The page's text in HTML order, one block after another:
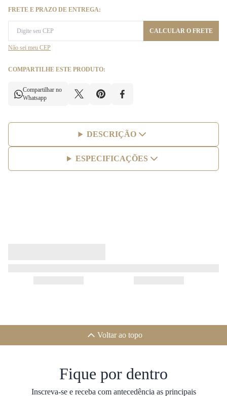
FRETE E PRAZO DE ENTREGA:
CALCULAR O FRETE
Não sei meu CEP
COMPARTILHE ESTE PRODUTO:
Compartilhar no
Whatsapp
DESCRIÇÃO
ESPECIFICAÇÕES
Voltar ao topo
Fique por dentro
Inscreva-se e receba com antecedência as principais